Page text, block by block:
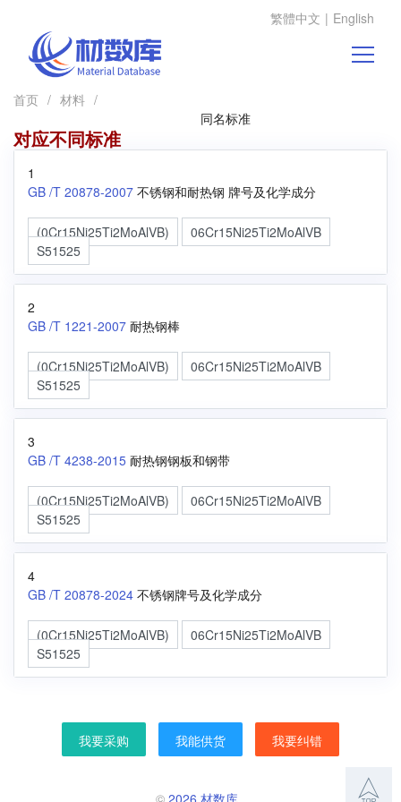
繁體中文 | English
首页 / 材料 /
同名标准
对应不同标准
1
GB /T 20878-2007 不锈钢和耐热钢 牌号及化学成分
(0Cr15Ni25Ti2MoAlVB)
06Cr15Ni25Ti2MoAlVB
S51525
2
GB /T 1221-2007 耐热钢棒
(0Cr15Ni25Ti2MoAlVB)
06Cr15Ni25Ti2MoAlVB
S51525
3
GB /T 4238-2015 耐热钢钢板和钢带
(0Cr15Ni25Ti2MoAlVB)
06Cr15Ni25Ti2MoAlVB
S51525
4
GB /T 20878-2024 不锈钢牌号及化学成分
(0Cr15Ni25Ti2MoAlVB)
06Cr15Ni25Ti2MoAlVB
S51525
我要采购 我能供货 我要纠错
© 2026 材数库